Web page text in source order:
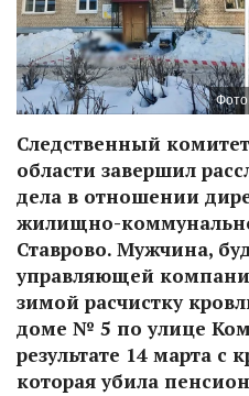
Следственный
области завершил
дела в отношении
жилищно-
Ставрово. Мужчина,
управляющей
зимой расчистку
доме № 5 по улице
результате 14 марта
которая убила